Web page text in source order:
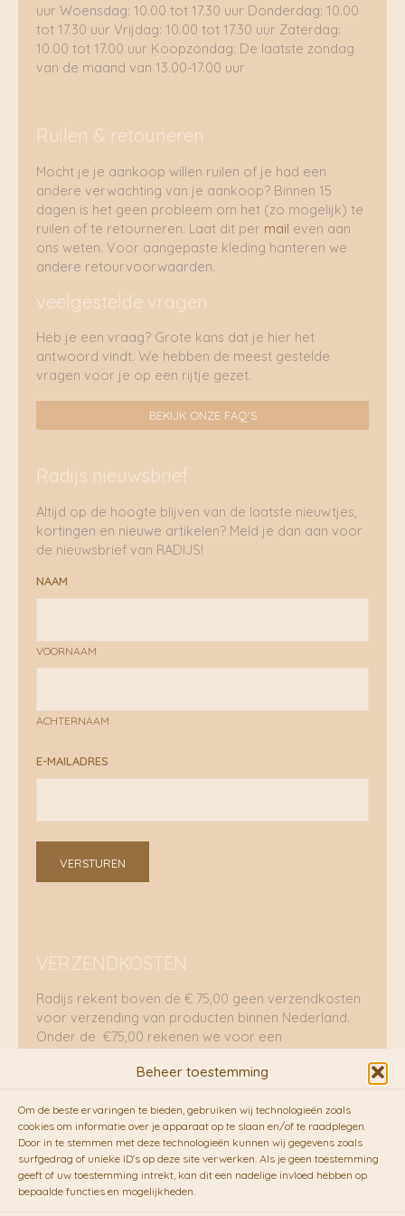
Beheer toestemming
Om de beste ervaringen te bieden, gebruiken wij technologieën zoals
cookies om informatie over je apparaat op te slaan en/of te raadplegen.
Door in te stemmen met deze technologieën kunnen wij gegevens zoals
surfgedrag of unieke ID's op deze site verwerken. Als je geen toestemming
geeft of uw toestemming intrekt, kan dit een nadelige invloed hebben op
bepaalde functies en mogelijkheden.
uur Woensdag: 10.00 tot 17.30 uur Donderdag: 10.00
tot 17.30 uur Vrijdag: 10.00 tot 17.30 uur Zaterdag:
10.00 tot 17.00 uur Koopzondag: De laatste zondag
van de maand van 13.00-17.00 uur
Ruilen & retouneren
Mocht je je aankoop willen ruilen of je had een
andere verwachting van je aankoop? Binnen 15
dagen is het geen probleem om het (zo mogelijk) te
ruilen of te retourneren. Laat dit per mail even aan
ons weten. Voor aangepaste kleding hanteren we
andere retourvoorwaarden.
veelgestelde vragen
Heb je een vraag? Grote kans dat je hier het
antwoord vindt. We hebben de meest gestelde
vragen voor je op een rijtje gezet.
BEKIJK ONZE FAQ'S
Radijs nieuwsbrief
Altijd op de hoogte blijven van de laatste nieuwtjes,
kortingen en nieuwe artikelen? Meld je dan aan voor
de nieuwsbrief van RADIJS!
NAAM
VOORNAAM
ACHTERNAAM
E-MAILADRES
VERSTUREN
VERZENDKOSTEN
Radijs rekent boven de € 75,00 geen verzendkosten
voor verzending van producten binnen Nederland.
Onder de €75,00 rekenen we voor een
RADIJS werkt samen met de duurzame bezorgdienst
vanFietskoeriers.nl. Pakketten (mits voorradig) voor
10.00 uur besteld op een doordeweekse dag,
bezorgen zij soms nog op dezelfde dag in de
avonduren! Brievenbuspakjes de volgende dag. En